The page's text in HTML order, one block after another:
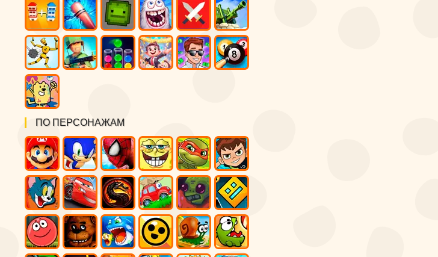
ПО ПЕРСОНАЖАМ